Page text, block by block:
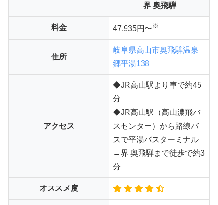
界 奥飛騨
料金 47,935円〜 ※
住所
岐阜県高山市奥飛騨温泉
郷平湯138
アクセス
◆JR高山駅より車で約45
分
◆JR高山駅（高山濃飛バ
スセンター）から路線バ
スで平湯バスターミナル
→界 奥飛騨まで徒歩で約3
分
オススメ度